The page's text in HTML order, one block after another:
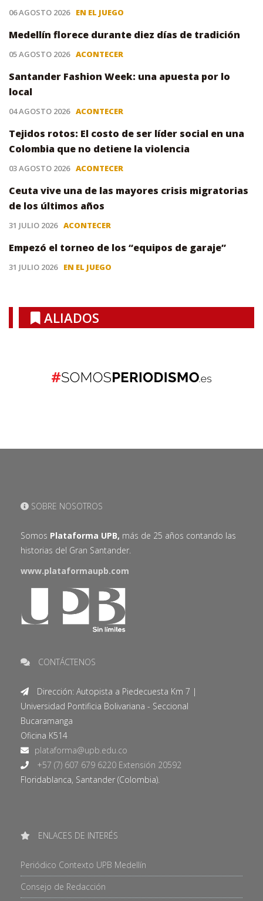
06 AGOSTO 2026 EN EL JUEGO
Medellín florece durante diez días de tradición
05 AGOSTO 2026 ACONTECER
Santander Fashion Week: una apuesta por lo
local
04 AGOSTO 2026 ACONTECER
Tejidos rotos: El costo de ser líder social en una
Colombia que no detiene la violencia
03 AGOSTO 2026 ACONTECER
Ceuta vive una de las mayores crisis migratorias
de los últimos años
31 JULIO 2026 ACONTECER
Empezó el torneo de los “equipos de garaje”
31 JULIO 2026 EN EL JUEGO
ALIADOS
SOBRE NOSOTROS
Somos Plataforma UPB, más de 25 años contando las
historias del Gran Santander.
www.plataformaupb.com
CONTÁCTENOS
Dirección: Autopista a Piedecuesta Km 7 |
Universidad Pontificia Bolivariana - Seccional
Bucaramanga
Oficina K514
+57 (7) 607 679 6220 Extensión 20592
Floridablanca, Santander (Colombia).
ENLACES DE INTERÉS
Periódico Contexto UPB Medellín
Consejo de Redacción